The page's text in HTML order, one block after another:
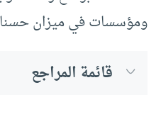
ومؤسسات في ميزان
قائمة المراجع